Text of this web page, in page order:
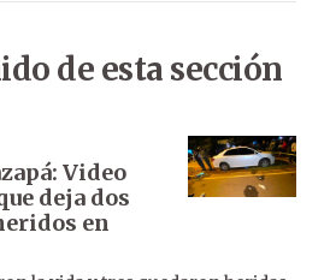
de esta sección
Video
deja dos
en